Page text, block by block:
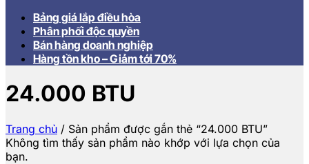
Bảng giá lắp điều hòa
Phân phối độc quyền
Bán hàng doanh nghiệp
Hàng tồn kho – Giảm tới 70%
24.000 BTU
Trang chủ / Sản phẩm được gắn thẻ “24.000 BTU”
Không tìm thấy sản phẩm nào khớp với lựa chọn của
bạn.